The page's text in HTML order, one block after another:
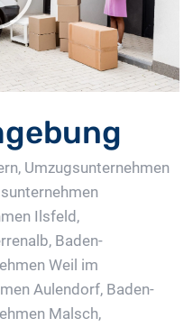
, Umzugsunternehmen
Ilsfeld ,
Baden-
Weil im
Aulendorf, Baden-
Malsch,